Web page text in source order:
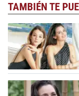
TAMBIÉN TE